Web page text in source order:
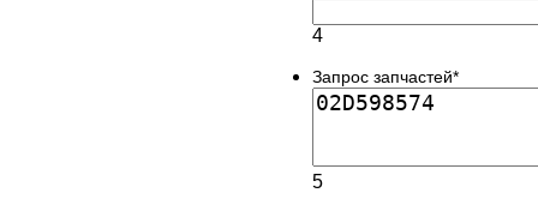
4
Запрос запчастей*
5